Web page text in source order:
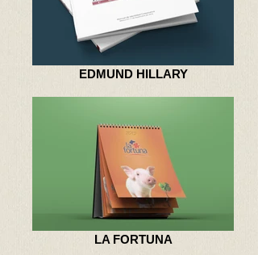
EDMUND HILLARY
LA FORTUNA